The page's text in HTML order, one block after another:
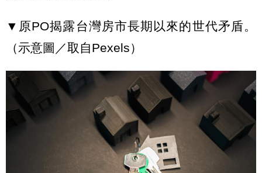
▼原PO揭露台灣房市長期以來的世代矛盾。
（示意圖／取自Pexels）